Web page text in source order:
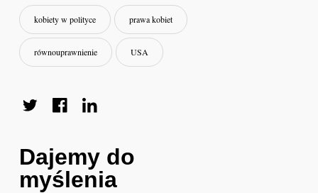
kobiety w polityce prawa kobiet
równouprawnienie USA
Dajemy do
myślenia